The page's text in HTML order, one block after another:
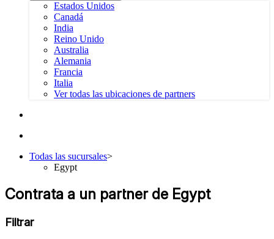
Estados Unidos
Canadá
India
Reino Unido
Australia
Alemania
Francia
Italia
Ver todas las ubicaciones de partners
Todas las sucursales>
Egypt
Contrata a un partner de Egypt
Filtrar